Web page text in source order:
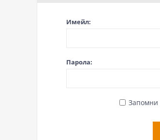
Имейл:
Парола:
Запомни